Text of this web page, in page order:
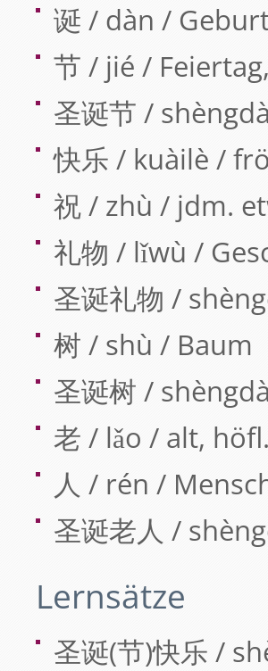
诞 / dàn /
节 / jié /
圣诞节 /
快乐 / kuàilè /
祝 / zhù / jdm.
礼物 / lǐwù /
圣诞礼物 /
树 / shù / Baum
圣诞树 /
老 / lǎo / alt,
人 / rén /
圣诞老人 /
Lernsätze
圣诞(节)快乐 /